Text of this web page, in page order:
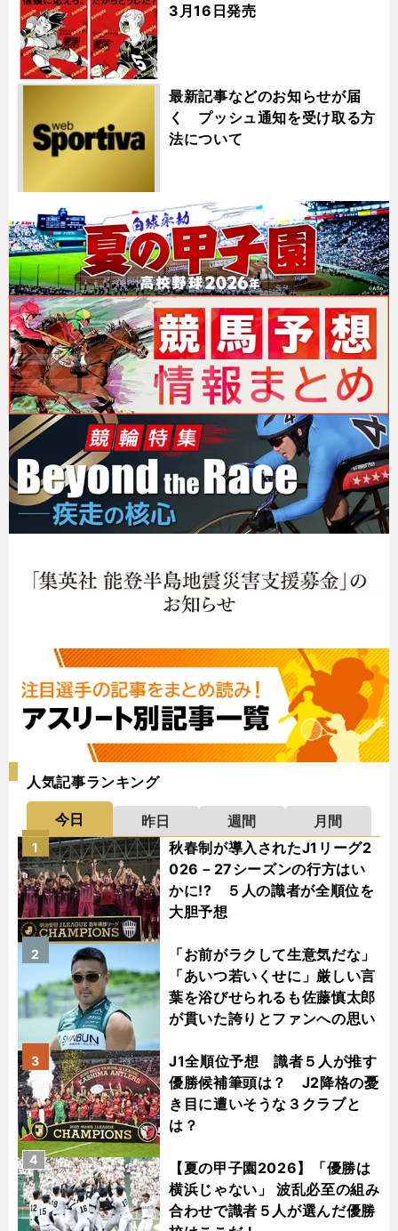
3月16日発売
最新記事などのお知らせが届
く プッシュ通知を受け取る方
法について
人気記事ランキング
今日 昨日 週間
月間
秋春制が導入されたJ1リーグ2
026－27シーズンの行方はい
かに!? ５人の識者が全順位を
大胆予想
1
「お前がラクして生意気だな」
「あいつ若いくせに」厳しい言
葉を浴びせられるも佐藤慎太郎
が貫いた誇りとファンへの思い
2
J1全順位予想 識者５人が推す
優勝候補筆頭は？ J2降格の憂
き目に遭いそうな３クラブと
は？
3
【夏の甲子園2026】「優勝は
横浜じゃない」 波乱必至の組み
合わせで識者５人が選んだ優勝
4